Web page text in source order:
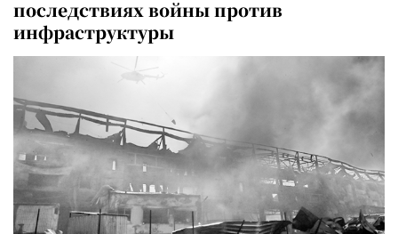
последствиях войны против
инфраструктуры